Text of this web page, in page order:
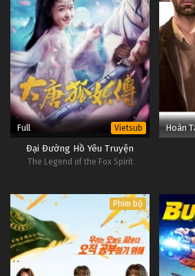
Full Vietsub
Đại Đường Hồ Yêu Truyện
The Legend of the Fox Spirit
Hoàn
Phim bộ